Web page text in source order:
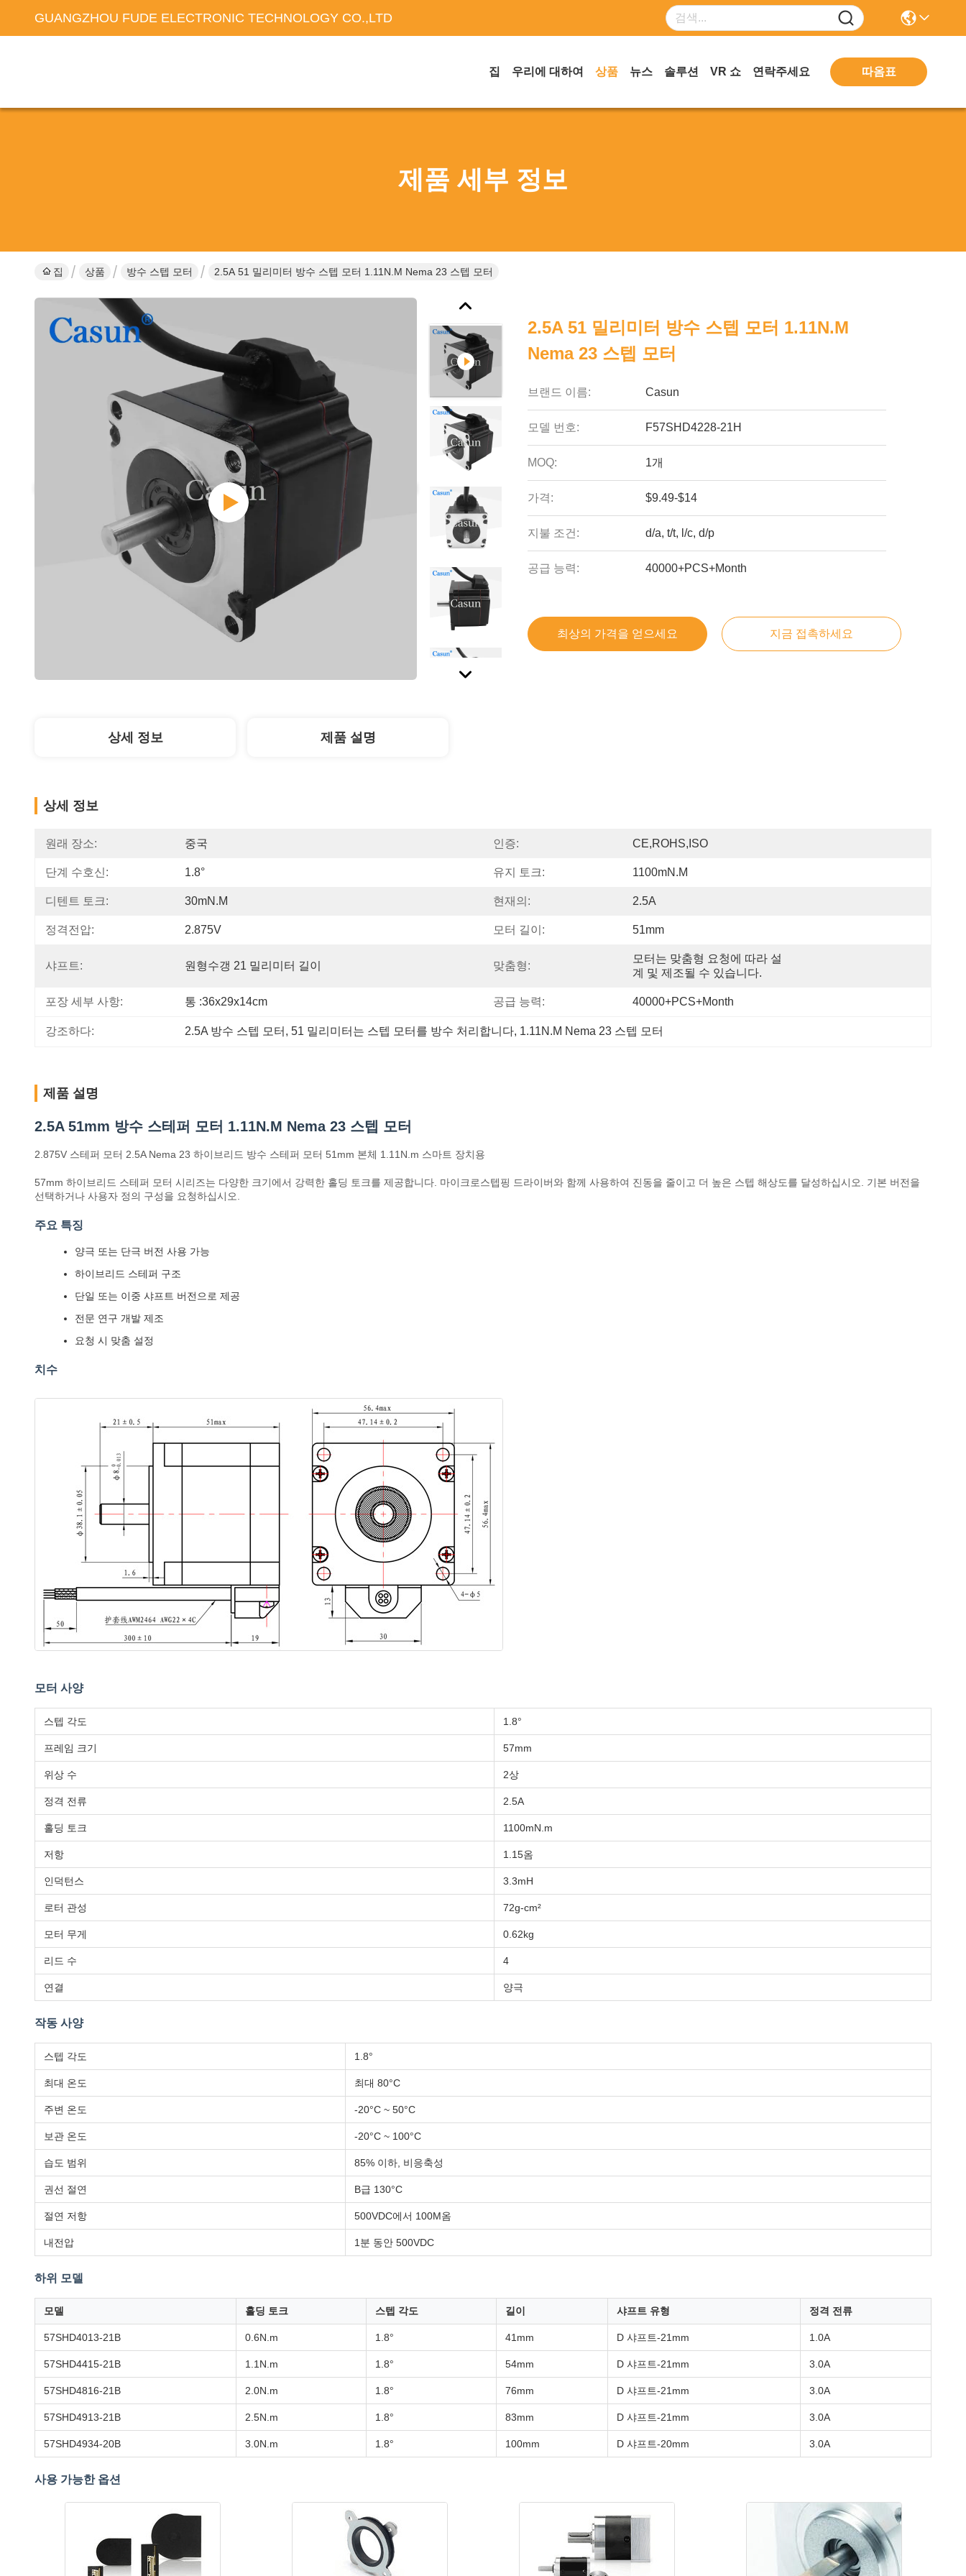
GUANGZHOU FUDE ELECTRONIC TECHNOLOGY CO.,LTD
집 우리에 대하여 상품 뉴스 솔루션 VR 쇼 연락주세요 따옴표
제품 세부 정보
집 상품 방수 스텝 모터 2.5A 51 밀리미터 방수 스텝 모터 1.11N.M Nema 23 스텝 모터
2.5A 51 밀리미터 방수 스텝 모터 1.11N.M
Nema 23 스텝 모터
브랜드 이름: Casun
모델 번호: F57SHD4228-21H
MOQ: 1개
가격: $9.49-$14
지불 조건: d/a, t/t, l/c, d/p
공급 능력: 40000+PCS+Month
최상의 가격을 얻으세요 지금 접촉하세요
상세 정보 제품 설명
상세 정보
원래 장소: 중국 인증: CE,ROHS,ISO
단계 수호신: 1.8° 유지 토크: 1100mN.m
디텐트 토크: 30mN.m 현재의: 2.5A
정격전압: 2.875V 모터 길이: 51mm
샤프트: 원형수갱 21 밀리미터 길이 맞춤형:
모터는 맞춤형 요청에 따라 설
계 및 제조될 수 있습니다.
포장 세부 사항: 통 :36x29x14cm 공급 능력: 40000+PCS+Month
강조하다: 2.5A 방수 스텝 모터 , 51 밀리미터는 스텝 모터를 방수 처리합니다, 1.11N.M Nema 23 스텝 모터
제품 설명
2.5A 51mm 방수 스테퍼 모터 1.11N.M Nema 23 스텝 모터
2.875V 스테퍼 모터 2.5A Nema 23 하이브리드 방수 스테퍼 모터 51mm 본체 1.11N.m 스마트 장치용
57mm 하이브리드 스테퍼 모터 시리즈는 다양한 크기에서 강력한 홀딩 토크를 제공합니다. 마이크로스텝핑 드라이버와 함께 사용하여 진동을 줄이고 더 높은 스텝 해상도를 달성하십시오. 기본 버전을
선택하거나 사용자 정의 구성을 요청하십시오.
주요 특징
양극 또는 단극 버전 사용 가능
하이브리드 스테퍼 구조
단일 또는 이중 샤프트 버전으로 제공
전문 연구 개발 제조
요청 시 맞춤 설정
치수
모터 사양
스텝 각도 1.8°
프레임 크기 57mm
위상 수 2상
정격 전류 2.5A
홀딩 토크 1100mN.m
저항 1.15옴
인덕턴스 3.3mH
로터 관성 72g-cm²
모터 무게 0.62kg
리드 수 4
연결 양극
작동 사양
스텝 각도 1.8°
최대 온도 최대 80°C
주변 온도 -20°C ~ 50°C
보관 온도 -20°C ~ 100°C
습도 범위 85% 이하, 비응축성
권선 절연 B급 130°C
절연 저항 500VDC에서 100M옴
내전압 1분 동안 500VDC
하위 모델
모델 홀딩 토크 스텝 각도 길이 샤프트 유형 정격 전류
57SHD4013-21B 0.6N.m 1.8° 41mm D 샤프트-21mm 1.0A
57SHD4415-21B 1.1N.m 1.8° 54mm D 샤프트-21mm 3.0A
57SHD4816-21B 2.0N.m 1.8° 76mm D 샤프트-21mm 3.0A
57SHD4913-21B 2.5N.m 1.8° 83mm D 샤프트-21mm 3.0A
57SHD4934-20B 3.0N.m 1.8° 100mm D 샤프트-20mm 3.0A
사용 가능한 옵션